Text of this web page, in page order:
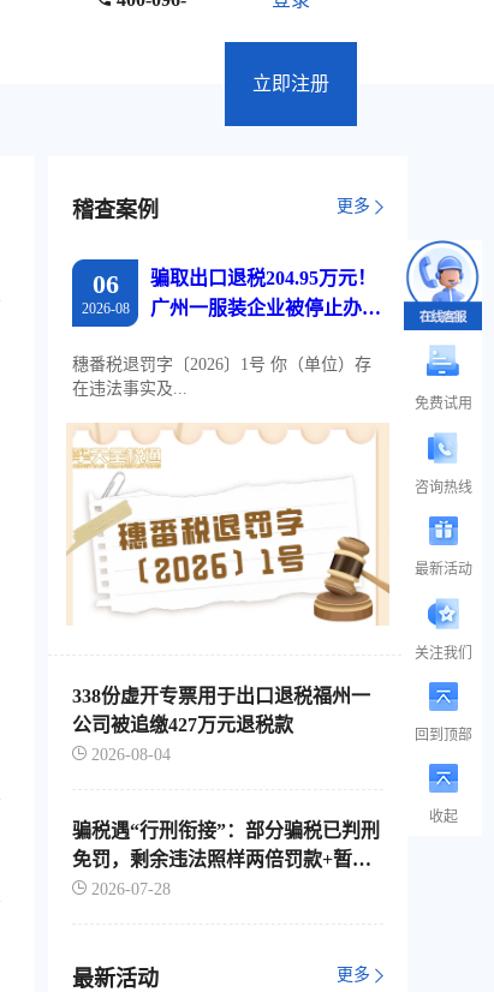
立即注册
稽查案例 更多
06
2026-08
骗取出口退税204.95万元！
广州一服装企业被停止办理
穗番税退罚字〔2026〕1号 你（单位）存
在违法事实及...
338份虚开专票用于出口退税福州一
公司被追缴427万元退税款
2026-08-04
骗税遇“行刑衔接”：部分骗税已判刑
免罚，剩余违法照样两倍罚款+暂停
出口退税
2026-07-28
最新活动 更多
免费试用
咨询热线
最新活动
关注我们
回到顶部
收起